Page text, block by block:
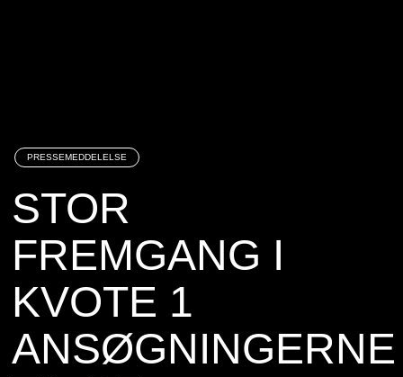
PRESSEMEDDELELSE
STOR
FREMGANG I
KVOTE 1
ANSØGNINGERNE